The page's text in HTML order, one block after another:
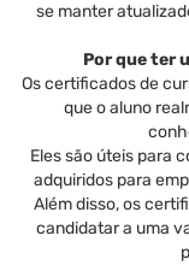
se manter
Por que ter
Os certificados de
que o aluno
Eles são úteis para
adquiridos para
Além disso, os
candidatar a uma